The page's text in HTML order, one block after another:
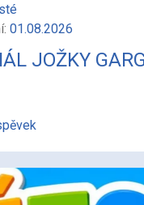
01.08.2026
JOŽKY